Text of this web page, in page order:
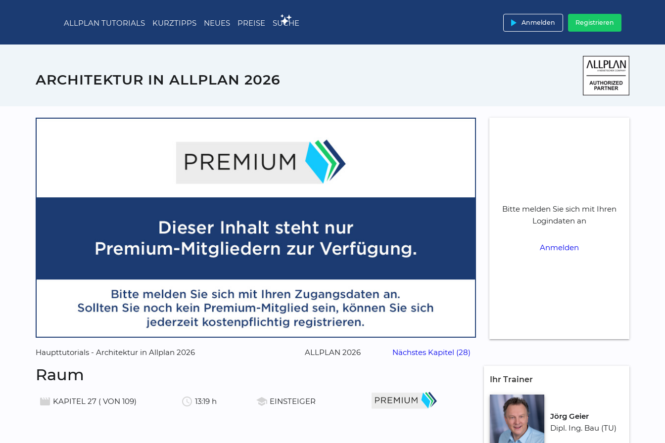
ALLPLAN TUTORIALS KURZTIPPS NEUES PREISE SUCHE play_arrow Anmelden Registrieren
ARCHITEKTUR IN ALLPLAN 2026
Bitte melden Sie sich mit Ihren
Logindaten an
Anmelden
Haupttutorials - Architektur in Allplan 2026 ALLPLAN 2026 Nächstes Kapitel (28)
Raum
movie_creation KAPITEL 27 ( VON 109) schedule 13:19 h school EINSTEIGER
Ihr Trainer
Jörg Geier
Dipl. Ing. Bau (TU)